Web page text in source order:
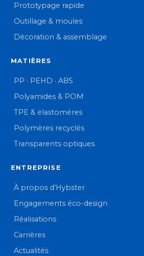
Prototypage rapide
Outillage & moules
Décoration & assemblage
MATIÈRES
PP · PEHD · ABS
Polyamides & POM
TPE & élastomères
Polymères recyclés
Transparents optiques
ENTREPRISE
À propos d’Hybster
Engagements éco-design
Réalisations
Carrières
Actualités